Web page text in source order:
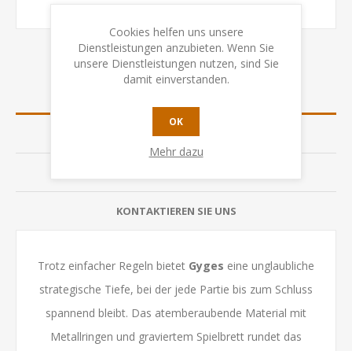
SPEZIFIKATION
KONTAKTIEREN SIE UNS
Trotz einfacher Regeln bietet Gyges eine unglaubliche
strategische Tiefe, bei der jede Partie bis zum Schluss
spannend bleibt. Das atemberaubende Material mit
Metallringen und graviertem Spielbrett rundet das
Cookies helfen uns unsere
Dienstleistungen anzubieten. Wenn Sie
unsere Dienstleistungen nutzen, sind Sie
damit einverstanden.
OK
Mehr dazu